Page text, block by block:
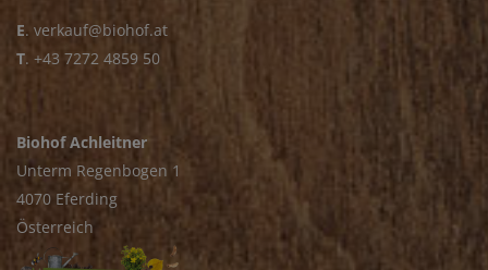
E. verkauf@biohof.at
T. +43 7272 4859 50
Biohof Achleitner
Unterm Regenbogen 1
4070 Eferding
Österreich